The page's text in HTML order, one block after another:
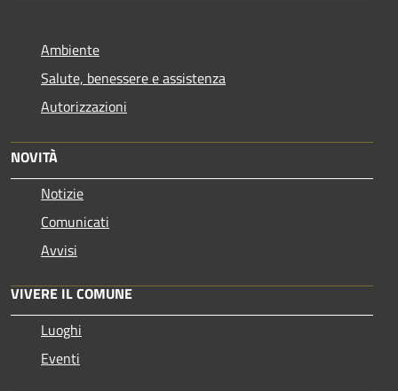
Ambiente
Salute, benessere e assistenza
Autorizzazioni
NOVITÀ
Notizie
Comunicati
Avvisi
VIVERE IL COMUNE
Luoghi
Eventi